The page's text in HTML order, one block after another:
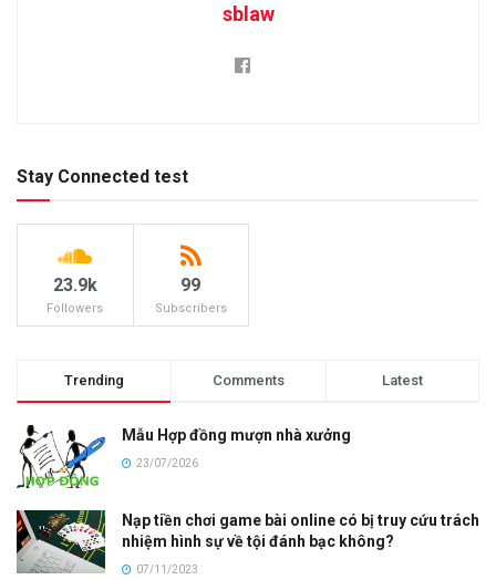
sblaw
Stay Connected test
23.9k
Followers
99
Subscribers
Trending Comments Latest
Mẫu Hợp đồng mượn nhà xưởng
23/07/2026
Nạp tiền chơi game bài online có bị truy cứu trách
nhiệm hình sự về tội đánh bạc không?
07/11/2023